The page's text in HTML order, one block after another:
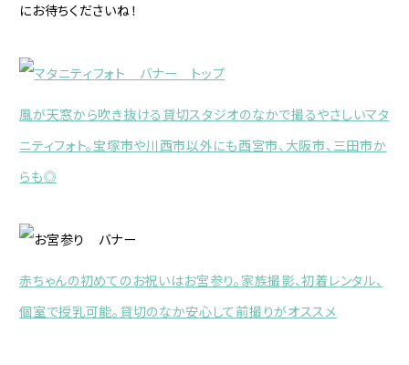
にお待ちくださいね！
風が天窓から吹き抜ける貸切スタジオのなかで撮るやさしいマタ
ニティフォト。宝塚市や川西市以外にも西宮市、大阪市、三田市か
らも◎
赤ちゃんの初めてのお祝いはお宮参り。家族撮影、初着レンタル、
個室で授乳可能。 貸切のなか安心して前撮りがオススメ